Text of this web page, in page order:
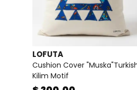
LOFUTA
Cushion Cover
Kilim Motif